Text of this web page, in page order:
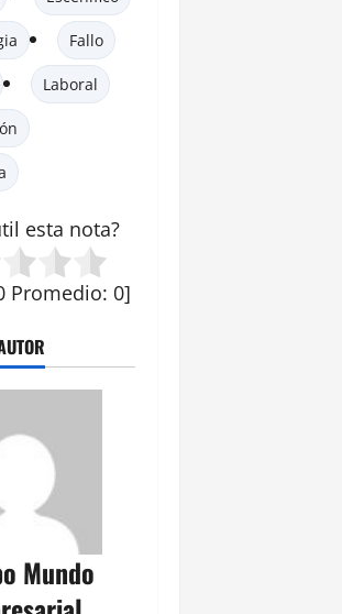
Fallo
Laboral
esta nota?
Promedio: 0]
Mundo